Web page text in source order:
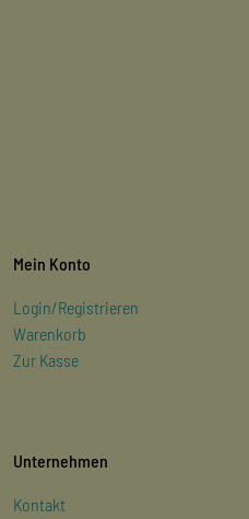
Mein Konto
Login/Registrieren
Warenkorb
Zur Kasse
Unternehmen
Kontakt